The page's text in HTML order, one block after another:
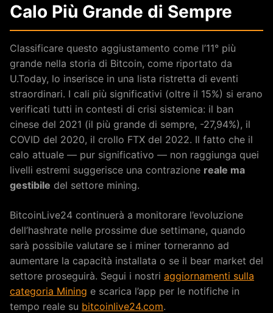
Calo Più Grande di Sempre
Classificare questo aggiustamento come l’11° più
grande nella storia di Bitcoin, come riportato da
U.Today, lo inserisce in una lista ristretta di eventi
straordinari. I cali più significativi (oltre il 15%) si erano
verificati tutti in contesti di crisi sistemica: il ban
cinese del 2021 (il più grande di sempre, -27,94%), il
COVID del 2020, il crollo FTX del 2022. Il fatto che il
calo attuale — pur significativo — non raggiunga quei
livelli estremi suggerisce una contrazione reale ma
gestibile del settore mining.
BitcoinLive24 continuerà a monitorare l’evoluzione
dell’hashrate nelle prossime due settimane, quando
sarà possibile valutare se i miner torneranno ad
aumentare la capacità installata o se il bear market del
settore proseguirà. Segui i nostri aggiornamenti sulla
categoria Mining e scarica l’app per le notifiche in
tempo reale su bitcoinlive24.com.